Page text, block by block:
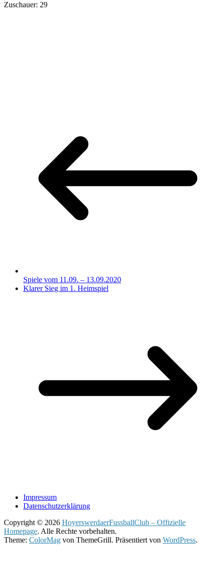
Zuschauer: 29
Spiele vom 11.09. – 13.09.2020
Klarer Sieg im 1. Heimspiel
Impressum
Datenschutzerklärung
Copyright © 2026 HoyerswerdaerFussballClub – Offizielle
Homepage. Alle Rechte vorbehalten.
Theme: ColorMag von ThemeGrill. Präsentiert von WordPress.